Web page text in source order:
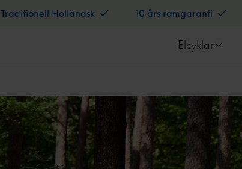
Traditionell Holländsk 10 års ramgaranti
Elcyklar